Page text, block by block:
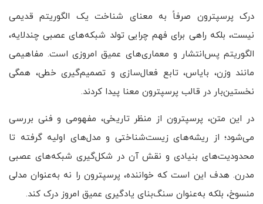
درک پرسپترون صرفاً به معنای شناخت یک الگوریتم قدیمی
نیست، بلکه راهی برای فهم چرایی تولد شبکه‌های عصبی چندلایه،
الگوریتم پس‌انتشار و معماری‌های عمیق امروزی است. مفاهیمی
مانند وزن، بایاس، تابع فعال‌سازی و تصمیم‌گیری خطی، همگی
نخستین‌بار در قالب پرسپترون معنا پیدا کردند.
در این متن، پرسپترون از منظر تاریخی، مفهومی و فنی بررسی
می‌شود؛ از ریشه‌های زیست‌شناختی و مدل‌های اولیه گرفته تا
محدودیت‌های بنیادی و نقش آن در شکل‌گیری شبکه‌های عصبی
مدرن. هدف این است که خواننده، پرسپترون را نه به‌عنوان مدلی
منسوخ، بلکه به‌عنوان سنگ‌بنای یادگیری عمیق امروز درک کند.